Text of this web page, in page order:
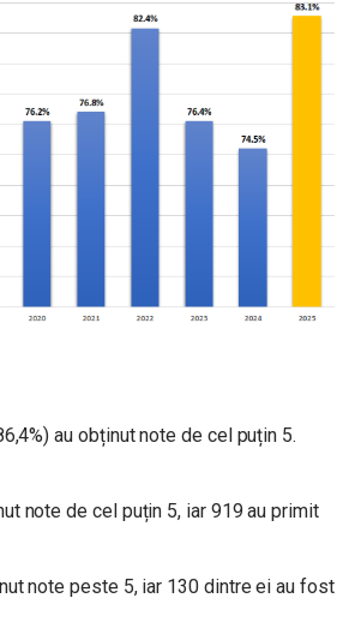
au obținut note de cel puțin 5.
note de cel puțin 5, iar 919 au primit
note peste 5, iar 130 dintre ei au fost